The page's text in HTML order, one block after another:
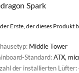
Spark
der Erste, der dieses Produkt
Middle Tower
Standard:ATX,
der installierten Lüfter: